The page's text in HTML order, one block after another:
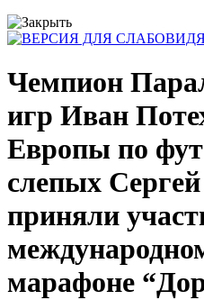
Чемпион
игр Иван
Европы по
слепых
приняли
марафоне